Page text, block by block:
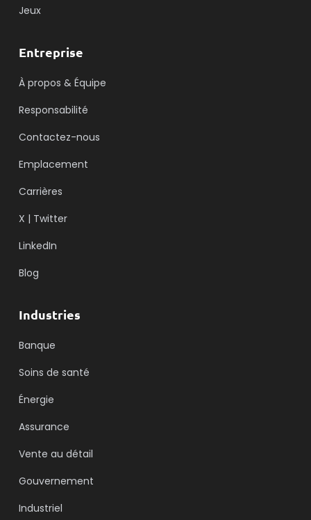
Jeux
Entreprise
À propos & Équipe
Responsabilité
Contactez-nous
Emplacement
Carrières
X | Twitter
LinkedIn
Blog
Industries
Banque
Soins de santé
Énergie
Assurance
Vente au détail
Gouvernement
Industriel